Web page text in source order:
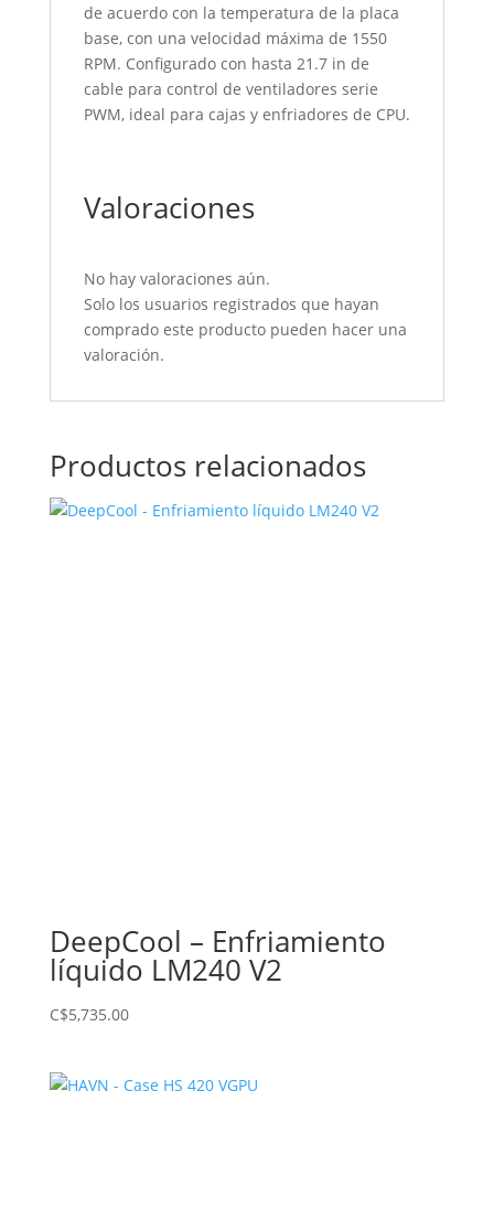
de acuerdo con la temperatura de la placa
base, con una velocidad máxima de 1550
RPM. Configurado con hasta 21.7 in de
cable para control de ventiladores serie
PWM, ideal para cajas y enfriadores de CPU.
Valoraciones
No hay valoraciones aún.
Solo los usuarios registrados que hayan
comprado este producto pueden hacer una
valoración.
Productos relacionados
DeepCool – Enfriamiento
líquido LM240 V2
C$5,735.00